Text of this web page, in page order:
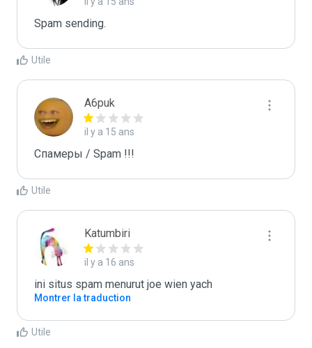
Spam sending.
Utile
A6puk
il y a 15 ans
Спамеры / Spam !!!
Utile
Katumbiri
il y a 16 ans
ini situs spam menurut joe wien yach
Montrer la traduction
Utile